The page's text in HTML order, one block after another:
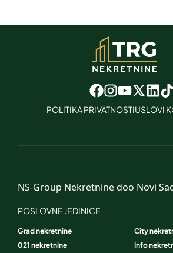
POLITIKA PRIVATNOSTIUSLOVI
NS-Group Nekretnine doo Novi
POSLOVNE JEDINICE
Grad nekretnine
City
021 nekretnine
Info